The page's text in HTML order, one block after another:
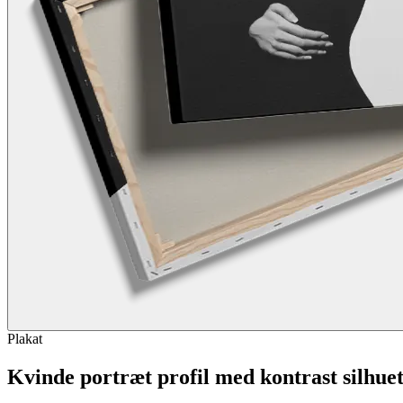
Plakat
Kvinde portræt profil med kontrast silhuet